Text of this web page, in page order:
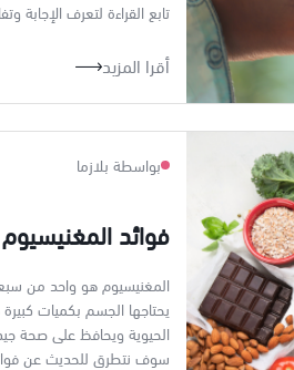
تابع القراءة لتعرف الإجابة
أقرا المزيد
بواسطة بلازما
فوائد
المغنيسيوم هو واحد من
يحتاجها الجسم بكميات
الحيوية ويحافظ على صحة
سوف نتطرق للحديث عن